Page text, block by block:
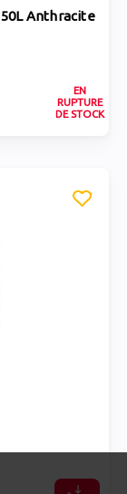
Anthracite
EN
RUPTURE
DE STOCK